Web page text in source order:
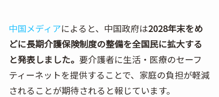
中国メディアによると、中国政府は2028年末をめ
どに長期介護保険制度の整備を全国民に拡大する
と発表しました。 要介護者に生活・医療のセーフ
ティーネットを提供することで、家庭の負担が軽減
されることが期待されると報じています。